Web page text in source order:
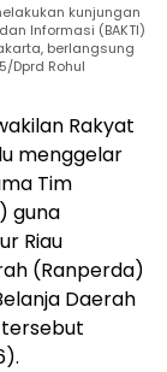
kunjungan
Informasi (BAKTI)
berlangsung
Dprd Rohul
Rakyat
menggelar
Tim
guna
Riau
(Ranperda)
Daerah
tersebut